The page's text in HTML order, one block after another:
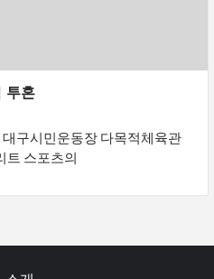
투혼
구시민운동장 다목적체육관
트 스포츠의